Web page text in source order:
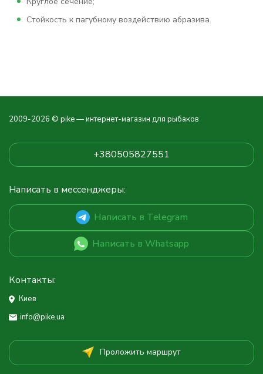
Стойкость к пагубному воздействию абразива.
2009-2026 © pike — интернет-магазин для рыбаков
+380505827551
Написать в мессенджеры:
Написать в Telegram
Написать в Whatsapp
Контакты:
Киев
info@pike.ua
Проложить маршрут